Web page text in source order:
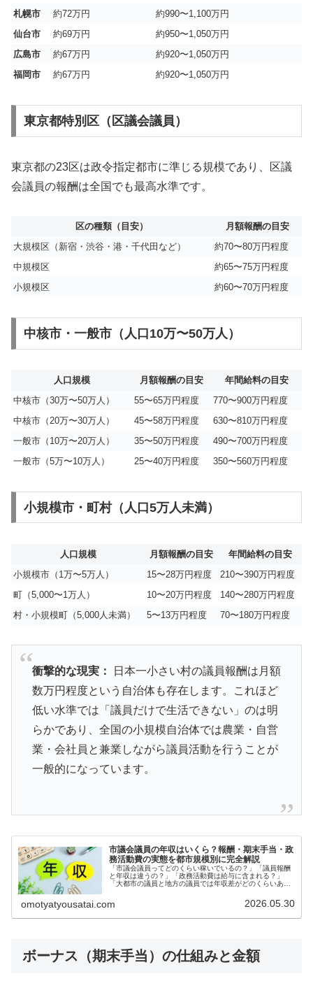
札幌市
約72万円
約990〜1,100万円
仙台市
約69万円
約950〜1,050万円
広島市
約67万円
約920〜1,050万円
福岡市
約67万円 約920〜1,050万円
東京都特別区（区議会議員）
東京都の23区は政令指定都市に準じる規模であり、区議
会議員の報酬は全国でも最高水準です。
区の種類（目安）
月額報酬の目安
大規模区（新宿・渋谷・港・千代田など）
約70〜80万円程度
中規模区
約65〜75万円程度
小規模区
約60〜70万円程度
中核市・一般市（人口10万〜50万人）
人口規模 月額報酬の目安
年間給料の目安
中核市（30万〜50万人）
55〜65万円程度
770〜900万円程度
中核市（20万〜30万人）
45〜58万円程度
630〜810万円程度
一般市（10万〜20万人）
35〜50万円程度
490〜700万円程度
一般市（5万〜10万人）
25〜40万円程度 350〜560万円程度
小規模市・町村（人口5万人未満）
人口規模 月額報酬の目安
年間給料の目安
小規模市（1万〜5万人）
15〜28万円程度
210〜390万円程度
町（5,000〜1万人）
10〜20万円程度
140〜280万円程度
村・小規模町（5,000人未満）
5〜13万円程度 70〜180万円程度
衝撃的な現実：
日本一小さい村の議員報酬は月額
数万円程度という自治体も存在します。これほど
低い水準では「議員だけで生活できない」のは明
らかであり、全国の小規模自治体では農業・自営
業・会社員と兼業しながら議員活動を行うことが
一般的になっています。
市議会議員の年収はいくら？報酬・期末手当・政
務活動費の実態を都市規模別に完全解説
「市議会議員ってどのくらい稼いでいるの？」「議員報酬
と年収は違うの？」「政務活動費は給与に含まれる？」
「大都市の議員と地方の議員では年収差がどのくらいあ
omotyatyousatai.com 2026.05.30
ボーナス（期末手当）の仕組みと金額